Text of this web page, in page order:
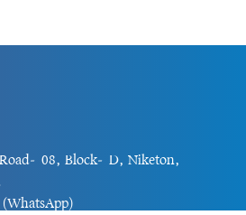
08, Block-D, Niketon,
(WhatsApp)